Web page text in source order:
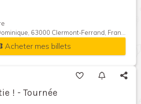
63000 Clermont-Ferrand, France
Acheter mes billets
! - Tournée